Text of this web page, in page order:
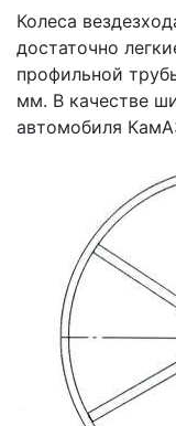
Колеса
достаточно
профильной
мм. В качестве
автомобиля